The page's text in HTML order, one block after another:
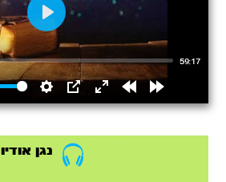
59:17
Settings
PIP
EnterRewindForward
Play
נגן אודיו